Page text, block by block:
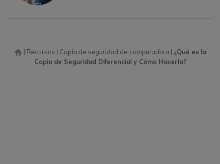
| Recursos | Copia de seguridad de computadora | ¿Qué es la
Copia de Seguridad Diferencial y Cómo Hacerla?